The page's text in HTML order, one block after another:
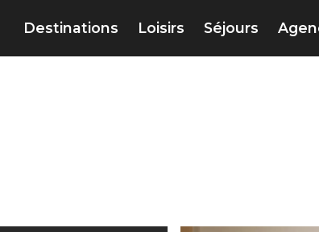
Destinations Loisirs Séjours